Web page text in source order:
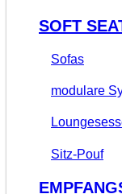
SOFT
Sofas
modulare
Sitz-Pouf